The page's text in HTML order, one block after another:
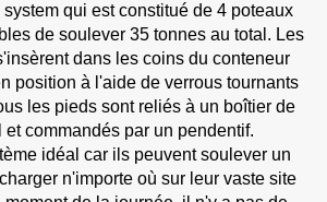
qui est constitué de 4 poteaux
de soulever 35 tonnes au total. Les
dans les coins du conteneur
position à l'aide de verrous tournants
les pieds sont reliés à un boîtier de
commandés par un pendentif.
idéal car ils peuvent soulever un
n'importe où sur leur vaste site